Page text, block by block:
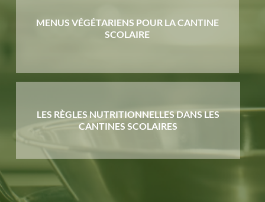
MENUS VÉGÉTARIENS POUR LA CANTINE
SCOLAIRE
LES RÈGLES NUTRITIONNELLES DANS LES
CANTINES SCOLAIRES